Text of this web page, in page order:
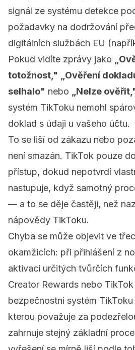
signál ze systému detekce
požadavky na dodržování
digitálních službách EU
Pokud vidíte zprávy jako
totožnost,"
„Ověření
selhalo" nebo „Nelze
systém TikToku nemohl
doklad s údaji u vašeho účtu.
To se liší od zákazu nebo
není smazán. TikTok pouze
přístup, dokud nepotvrdí
nastupuje, když samotný
— a to se děje častěji, než
nápovědy TikToku.
Chyba se může objevit ve
okamžicích: při přihlášení z
aktivaci určitých tvůrčích
Creator Rewards nebo
bezpečnostní systém
kterou považuje za
zahrnuje stejný základní